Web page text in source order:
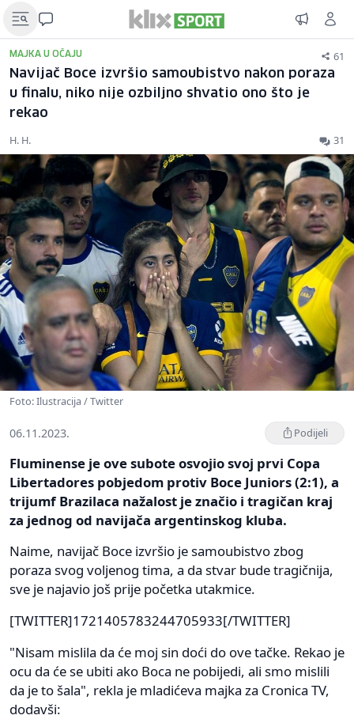
MAJKA U OČAJU 61
Navijač Boce izvršio samoubistvo nakon poraza
u finalu, niko nije ozbiljno shvatio ono što je
rekao
H. H. 31
Foto: Ilustracija / Twitter
06.11.2023. Podijeli
Fluminense je ove subote osvojio svoj prvi Copa
Libertadores pobjedom protiv Boce Juniors (2:1), a
trijumf Brazilaca nažalost je značio i tragičan kraj
za jednog od navijača argentinskog kluba.
Naime, navijač Boce izvršio je samoubistvo zbog
poraza svog voljenog tima, a da stvar bude tragičnija,
sve je najavio još prije početka utakmice.
[TWITTER]1721405783244705933[/TWITTER]
"Nisam mislila da će moj sin doći do ove tačke. Rekao je
ocu da će se ubiti ako Boca ne pobijedi, ali smo mislili
da je to šala", rekla je mladićeva majka za Cronica TV,
dodavši: